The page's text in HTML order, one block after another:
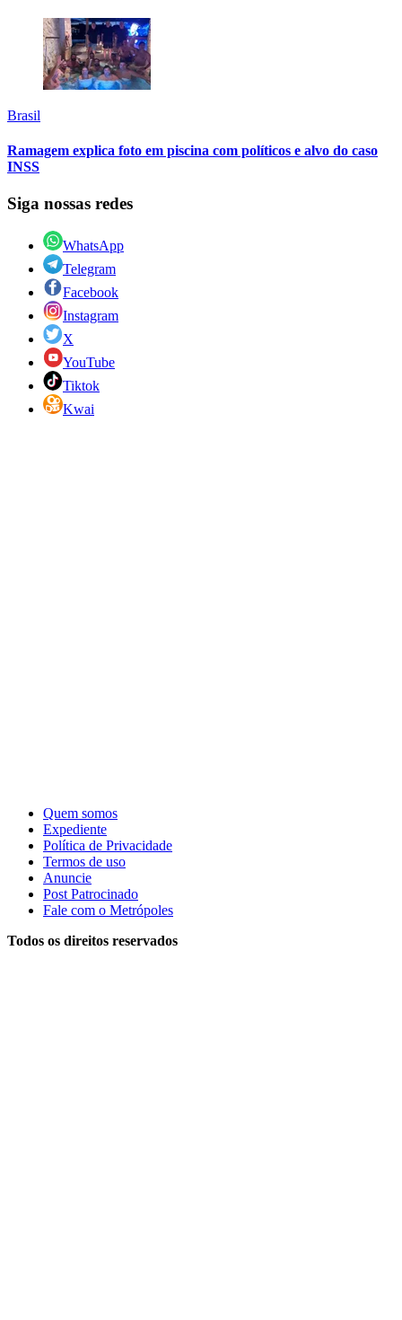
Brasil
Ramagem explica foto em piscina com políticos e alvo do caso
INSS
Siga nossas redes
WhatsApp
Telegram
Facebook
Instagram
X
YouTube
Tiktok
Kwai
Quem somos
Expediente
Política de Privacidade
Termos de uso
Anuncie
Post Patrocinado
Fale com o Metrópoles
Todos os direitos reservados